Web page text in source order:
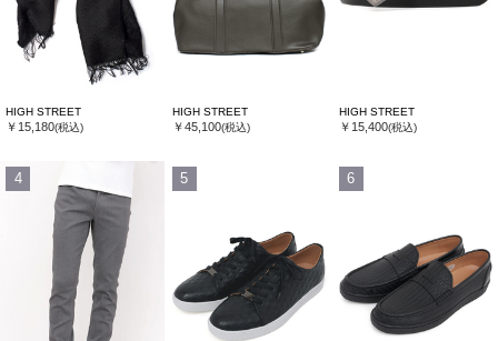
HIGH STREET
￥15,180(税込)
HIGH STREET
￥45,100(税込)
HIGH STREET
￥15,400(税込)
4 5 6